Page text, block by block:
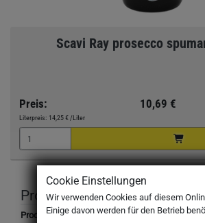
Scavi Ray prosecco
Preis: 10,69 €
Literpreis: 14,25 € /Liter
Produktbeschreibung
Produktbezeichnung:
Cookie Einstellungen
Wir verwenden Cookies auf diesem
Einige davon werden für den Betrieb